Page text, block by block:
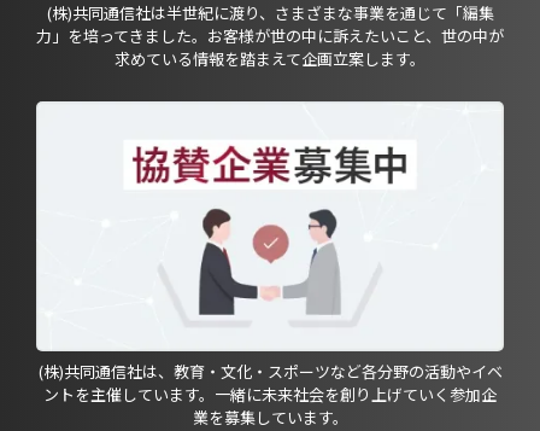
(株)共同通信社は半世紀に渡り、さまざまな事業を通じて「編集
力」を培ってきました。お客様が世の中に訴えたいこと、世の中が
求めている情報を踏まえて企画立案します。
(株)共同通信社は、教育・文化・スポーツなど各分野の活動やイベ
ントを主催しています。一緒に未来社会を創り上げていく参加企
業を募集しています。